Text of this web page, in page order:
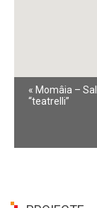
Event
Navigation
« Momâia –
“teatrelli”